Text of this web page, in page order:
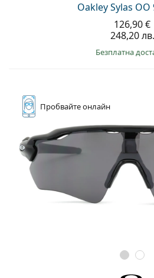
Oakley Sylas OO
126,90 €
248,20 лв.
Безплатна
Пробвайтеонлайн